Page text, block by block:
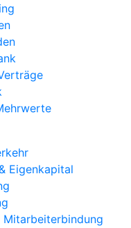
Eigenkapital
Mitarbeiterbindung